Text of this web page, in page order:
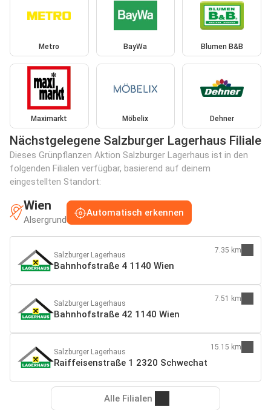
Metro BayWa Blumen B&B
Maximarkt Möbelix Dehner
Nächstgelegene Salzburger Lagerhaus Filiale
Dieses Grünpflanzen Aktion Salzburger Lagerhaus ist in den
folgenden Filialen verfügbar, basierend auf deinem
eingestellten Standort:
Wien
Alsergrund
Automatisch erkennen
Salzburger Lagerhaus
Bahnhofstraße 4 1140 Wien
7.35 km
Salzburger Lagerhaus
Bahnhofstraße 42 1140 Wien
7.51 km
Salzburger Lagerhaus
Raiffeisenstraße 1 2320 Schwechat
15.15 km
Alle Filialen